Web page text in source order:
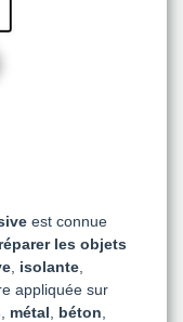
est connue
réparer les objets
isolante
appliquée sur
métal béton